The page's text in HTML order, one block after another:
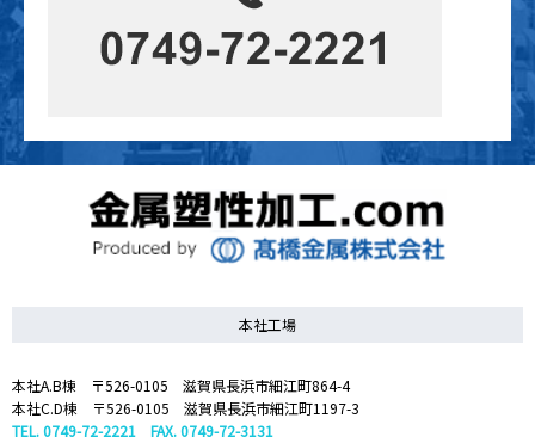
本社工場
本社A.B棟 〒526-0105 滋賀県長浜市細江町864-4
本社C.D棟 〒526-0105 滋賀県長浜市細江町1197-3
TEL. 0749-72-2221 FAX. 0749-72-3131